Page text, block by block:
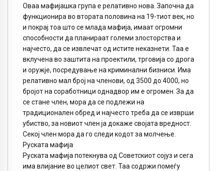
Оваа мафијашка група е релативно нова. Започна да
функционира во втората половина на 19-тиот век, но
и покрај тоа што се млада мафија, имаат огромни
способности да планираат големи злосторства и
најчесто, да се извлечат од истите неказнети. Таа е
вклучена во заштита на проектили, трговија со дрога
и оружје, посредување на криминални бизниси. Има
релативно мал број на членови, од 3500 до 4000, но
бројот на соработници однадвор им е огромен. За да
се стане член, мора да се подлежи на
традиционален обред и најчесто треба да се изврши
убиство, за новиот член ја докаже својата вредност.
Секој член мора да го следи кодот за молчење.
Руската мафија
Руската мафија потекнува од Советскиот сојуз и сега
има влијание во целиот свет. Таа содржи помеѓу